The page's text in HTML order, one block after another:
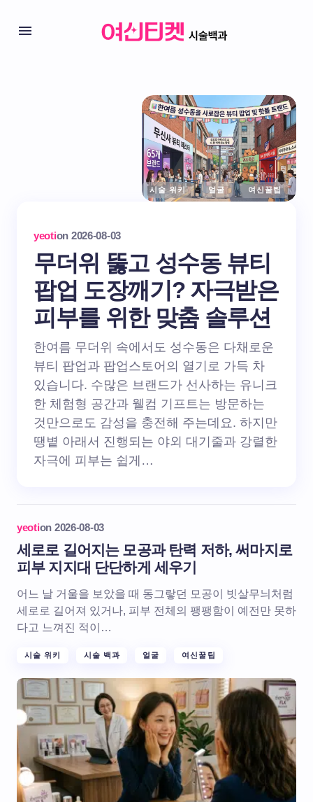
시술 위키 얼굴 여신꿀팁
yeotion 2026-08-03
무더위 뚫고 성수동 뷰티
팝업 도장깨기? 자극받은
피부를 위한 맞춤 솔루션
한여름 무더위 속에서도 성수동은 다채로운
뷰티 팝업과 팝업스토어의 열기로 가득 차
있습니다. 수많은 브랜드가 선사하는 유니크
한 체험형 공간과 웰컴 기프트는 방문하는
것만으로도 감성을 충전해 주는데요. 하지만
땡볕 아래서 진행되는 야외 대기줄과 강렬한
자극에 피부는 쉽게…
yeotion 2026-08-03
세로로 길어지는 모공과 탄력 저하, 써마지로
피부 지지대 단단하게 세우기
어느 날 거울을 보았을 때 동그랗던 모공이 빗살무늬처럼
세로로 길어져 있거나, 피부 전체의 팽팽함이 예전만 못하
다고 느껴진 적이…
시술 위키 시술 백과 얼굴 여신꿀팁